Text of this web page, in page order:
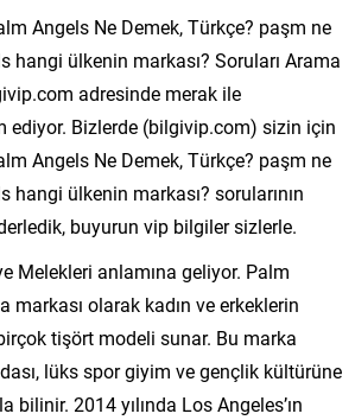
Angels Ne Demek, Türkçe? paşm ne
hangi ülkenin markası? Soruları Arama
adresinde merak ile
ediyor. Bizlerde (bilgivip.com) sizin için
Angels Ne Demek, Türkçe? paşm ne
hangi ülkenin markası? sorularının
derledik, buyurun vip bilgiler sizlerle.
Melekleri anlamına geliyor. Palm
markası olarak kadın ve erkeklerin
tişört modeli sunar. Bu marka
lüks spor giyim ve gençlik kültürüne
bilinir. 2014 yılında Los Angeles’ın